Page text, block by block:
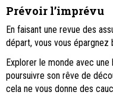
Prévoir l’imprévu
En faisant une revue des
départ, vous vous épargnez
Explorer le monde avec
poursuivre son rêve de
cela ne vous donne des